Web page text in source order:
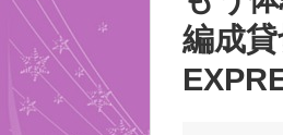
編成